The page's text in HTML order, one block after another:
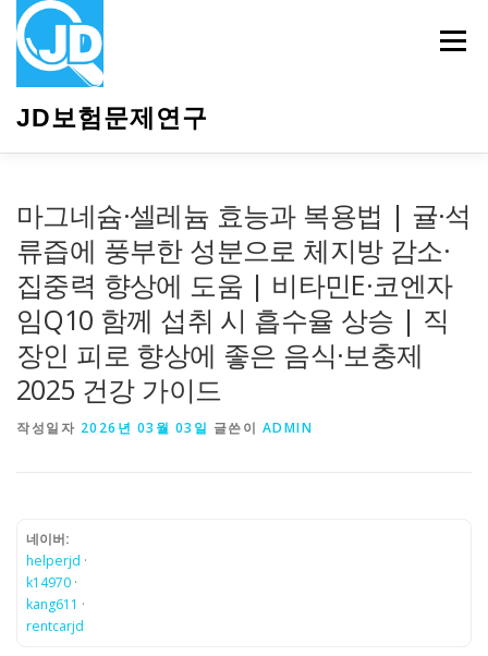
JD보험문제연구
메뉴
마그네슘·셀레늄 효능과 복용법 | 귤·석
류즙에 풍부한 성분으로 체지방 감소·
집중력 향상에 도움 | 비타민E·코엔자
임Q10 함께 섭취 시 흡수율 상승 | 직
장인 피로 향상에 좋은 음식·보충제
2025 건강 가이드
작성일자 2026년 03월 03일 글쓴이 ADMIN
네이버:
helperjd ·
k14970 ·
kang611 ·
rentcarjd